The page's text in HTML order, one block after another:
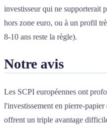
investisseur qui ne supporterait
hors zone euro, ou à un profil
8-10 ans reste la règle).
Notre avis
Les SCPI européennes ont
l'investissement en pierre-
offrent un triple avantage